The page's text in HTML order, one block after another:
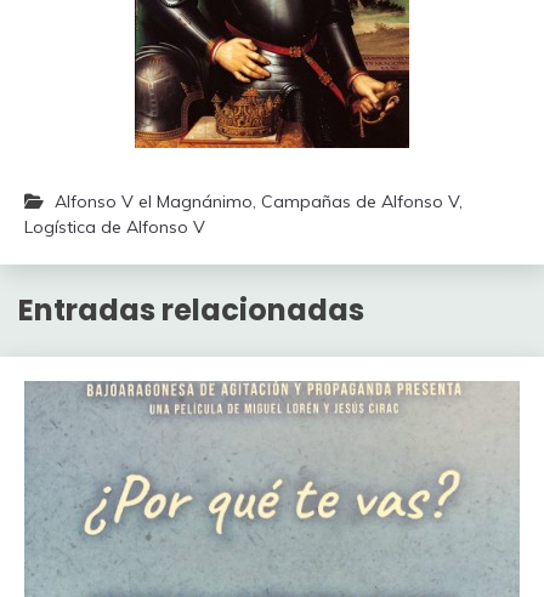
Alfonso V el Magnánimo, Campañas de Alfonso V,
Logística de Alfonso V
Entradas relacionadas